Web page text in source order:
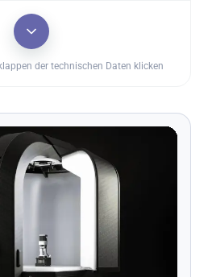
der technischen Daten klicken